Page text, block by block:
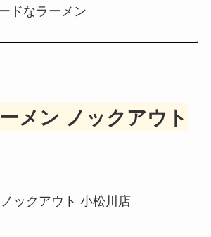
ドなラーメン
メン ノックアウト
ックアウト 小松川店